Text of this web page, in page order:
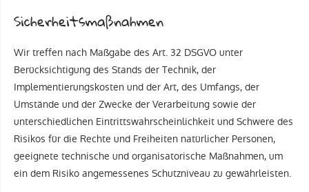
Sicherheitsmaßnahmen
Wir treffen nach Maßgabe des Art. 32 DSGVO unter
Berücksichtigung des Stands der Technik, der
Implementierungskosten und der Art, des Umfangs, der
Umstände und der Zwecke der Verarbeitung sowie der
unterschiedlichen Eintrittswahrscheinlichkeit und Schwere des
Risikos für die Rechte und Freiheiten natürlicher Personen,
geeignete technische und organisatorische Maßnahmen, um
ein dem Risiko angemessenes Schutzniveau zu gewährleisten.